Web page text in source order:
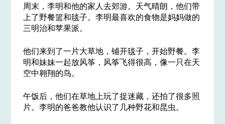
周末，李明和他的家人去郊游。天气晴朗，他们带
上了野餐篮和毯子。李明最喜欢的食物是妈妈做的
三明治和苹果派。
他们来到了一片大草地，铺开毯子，开始野餐。李
明和妹妹一起放风筝，风筝飞得很高，像一只在天
空中翱翔的鸟。
午饭后，他们在草地上玩了捉迷藏，还拍了很多照
片。李明的爸爸教他认识了几种野花和昆虫。